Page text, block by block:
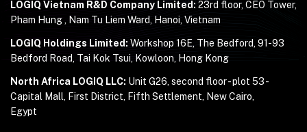
LOGIQ Vietnam R&D Company Limited: 23rd floor, CEO Tower,
Pham Hung , Nam Tu Liem Ward, Hanoi, Vietnam
LOGIQ Holdings Limited: Workshop 16E, The Bedford, 91-93
Bedford Road, Tai Kok Tsui, Kowloon, Hong Kong
North Africa LOGIQ LLC: Unit G26, second floor - plot 53 -
Capital Mall, First District, Fifth Settlement, New Cairo,
Egypt